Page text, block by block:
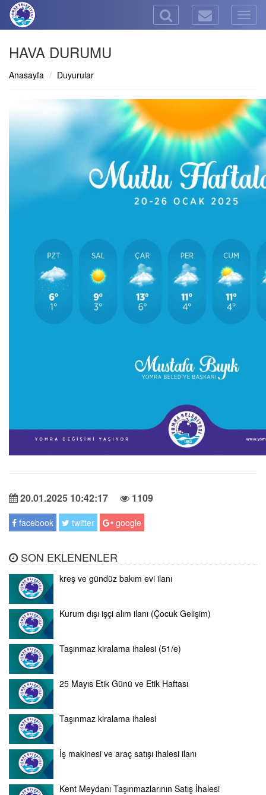
HAVA DURUMU
Anasayfa Duyurular
20.01.2025 10:42:17 1109
facebook twitter google
SON EKLENENLER
kreş ve gündüz bakım evi ilanı
Kurum dışı işçi alım ilanı (Çocuk Gelişim)
Taşınmaz kiralama ihalesi (51/e)
25 Mayıs Etik Günü ve Etik Haftası
Taşınmaz kiralama ihalesi
İş makinesi ve araç satışı ihalesi ilanı
Kent Meydanı Taşınmazlarının Satış İhalesi